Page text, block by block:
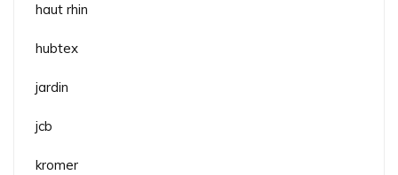
haut rhin
hubtex
jardin
jcb
kromer